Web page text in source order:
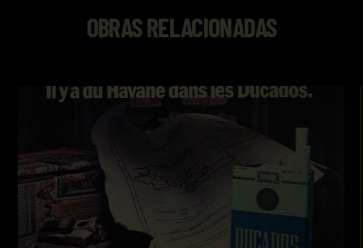
OBRAS RELACIONADAS